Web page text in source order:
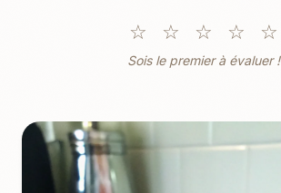
☆ ☆ ☆ ☆ ☆
Sois le premier à évaluer !